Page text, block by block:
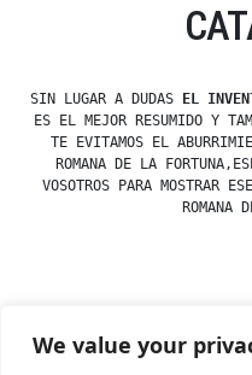
We value your
SIN LUGAR A DUDAS EL
ES EL MEJOR RESUMIDO Y
TE EVITAMOS EL
ROMANA DE LA
VOSOTROS PARA MOSTRAR
ROMANA
by
Posted
Dioses y Diosas